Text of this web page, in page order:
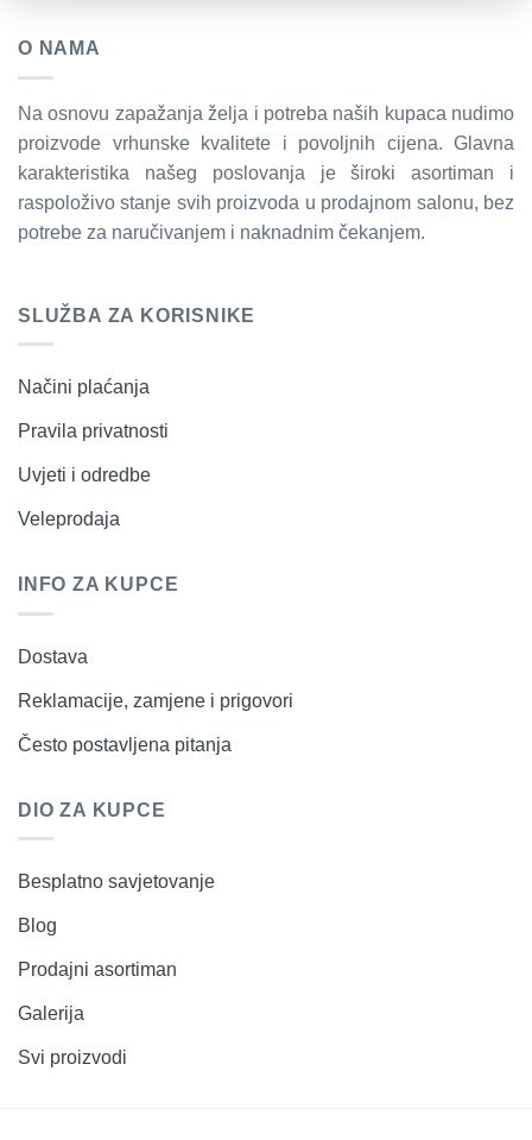
O NAMA
Na osnovu zapažanja želja i potreba naših kupaca nudimo
proizvode vrhunske kvalitete i povoljnih cijena. Glavna
karakteristika našeg poslovanja je široki asortiman i
raspoloživo stanje svih proizvoda u prodajnom salonu, bez
potrebe za naručivanjem i naknadnim čekanjem.
SLUŽBA ZA KORISNIKE
Načini plaćanja
Pravila privatnosti
Uvjeti i odredbe
Veleprodaja
INFO ZA KUPCE
Dostava
Reklamacije, zamjene i prigovori
Često postavljena pitanja
DIO ZA KUPCE
Besplatno savjetovanje
Blog
Prodajni asortiman
Galerija
Svi proizvodi